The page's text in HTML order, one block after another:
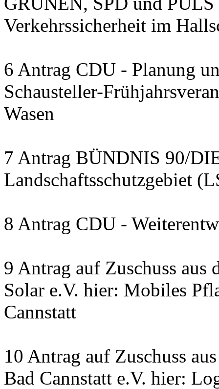
Verkehrssicherheit im
6 Antrag CDU - Planung
Schausteller-
Wasen
7 Antrag BÜNDNIS 90/
Landschaftsschutzgebiet
8 Antrag CDU -
9 Antrag auf Zuschuss aus
Solar e.V. hier: Mobiles
Cannstatt
10 Antrag auf Zuschuss
Bad Cannstatt e.V. hier: